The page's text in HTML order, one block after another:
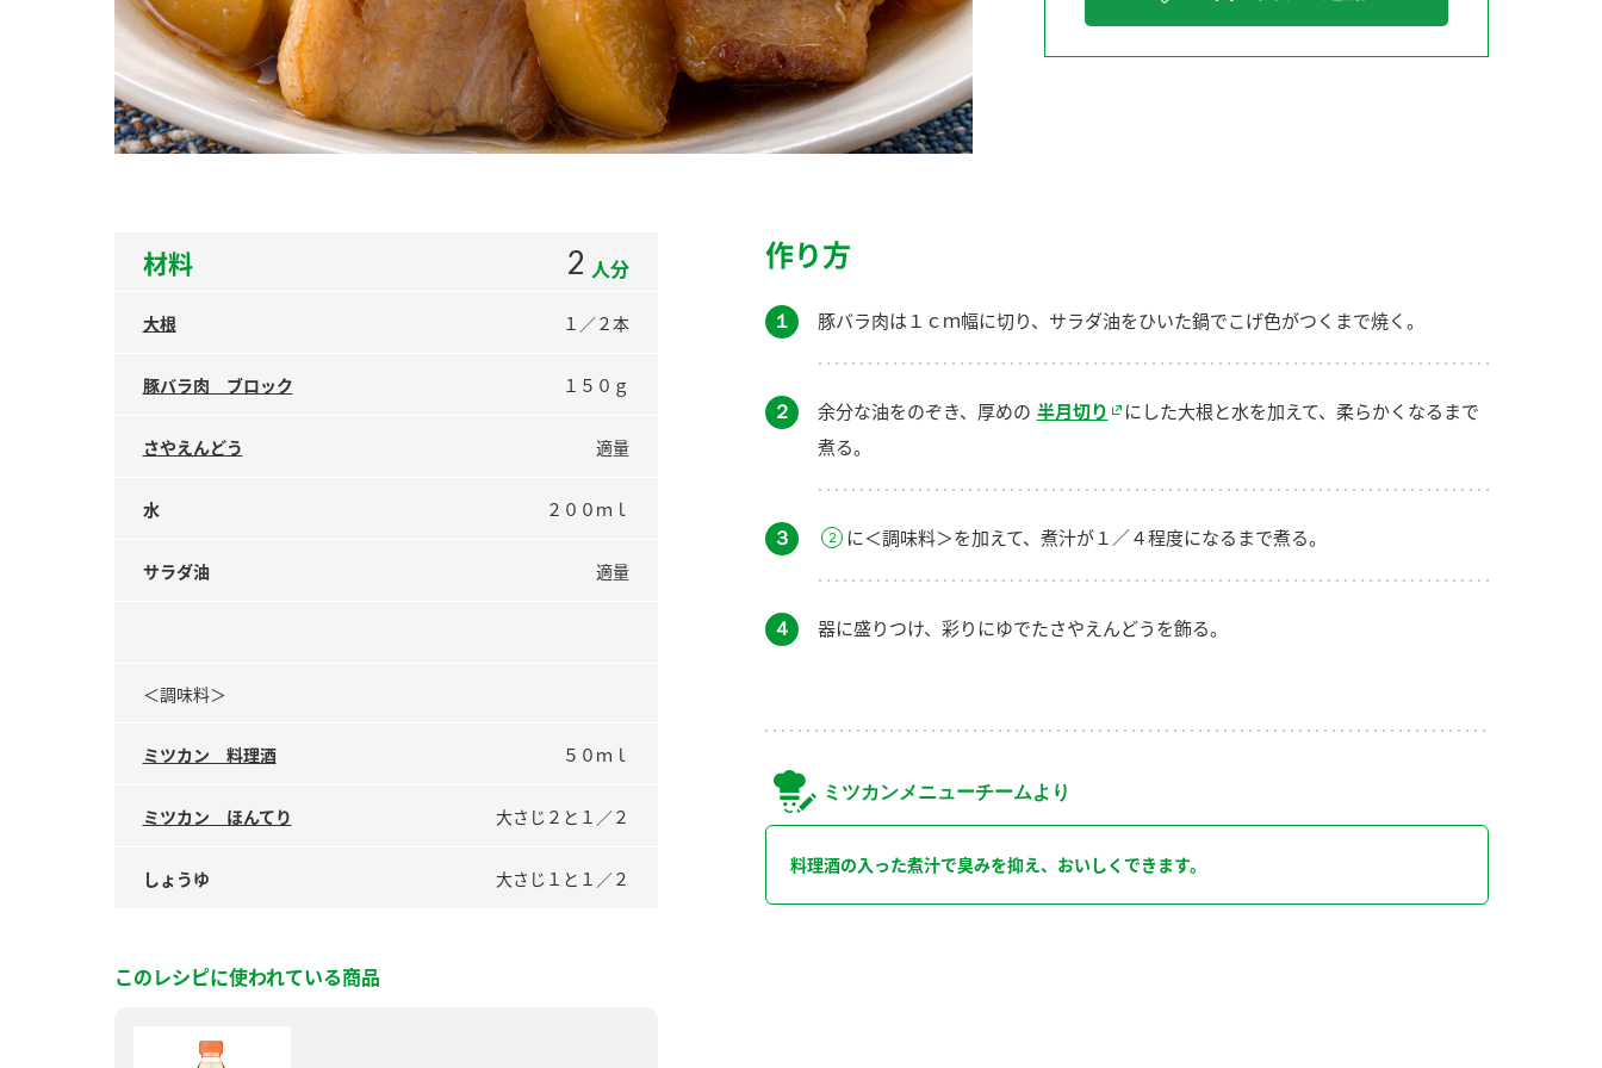
材料 2 人分
大根 １／２本
豚バラ肉 ブロック １５０ｇ
さやえんどう 適量
水 ２００ｍｌ
サラダ油 適量
＜調味料＞
ミツカン 料理酒 ５０ｍｌ
ミツカン ほんてり 大さじ２と１／２
しょうゆ 大さじ１と１／２
このレシピに使われている商品
作り方
１ 豚バラ肉は１ｃｍ幅に切り、サラダ油をひいた鍋でこげ色がつくまで焼く。
２ 余分な油をのぞき、厚めの 半月切り
にした大根と水を加えて、柔らかくなるまで
煮る。
３ に＜調味料＞を加えて、煮汁が１／４程度になるまで煮る。
４ 器に盛りつけ、彩りにゆでたさやえんどうを飾る。
ミツカンメニューチームより
料理酒の入った煮汁で臭みを抑え、おいしくできます。